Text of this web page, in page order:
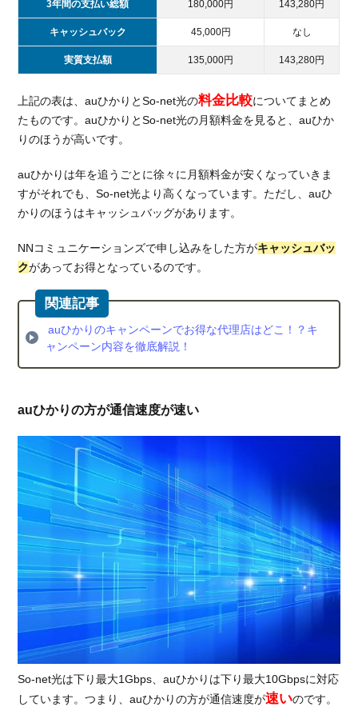
3年間の支払い総額 180,000円 143,280円
キャッシュバック 45,000円 なし
実質支払額 135,000円 143,280円
上記の表は、auひかりとSo-net光の料金比較についてまとめ
たものです。auひかりとSo-net光の月額料金を見ると、auひか
りのほうが高いです。
auひかりは年を追うごとに徐々に月額料金が安くなっていきま
すがそれでも、So-net光より高くなっています。ただし、auひ
かりのほうはキャッシュバッグがあります。
NNコミュニケーションズで申し込みをした方がキャッシュバッ
クがあってお得となっているのです。
auひかりのキャンペーンでお得な代理店はどこ！？キ
ャンペーン内容を徹底解説！
auひかりの方が通信速度が速い
So-net光は下り最大1Gbps、auひかりは下り最大10Gbpsに対応
しています。つまり、auひかりの方が通信速度が速いのです。